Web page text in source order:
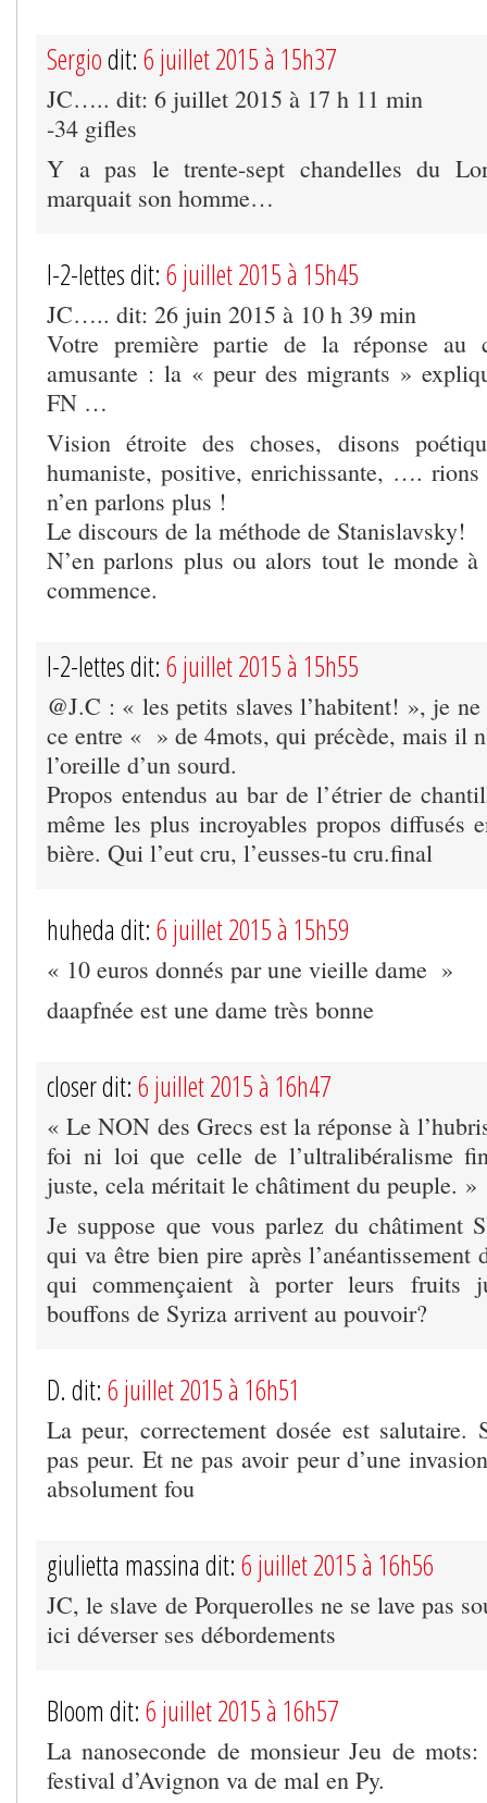
Sergiodit: 6 juillet 2015 à 15h37
JC….. dit: 6 juillet 2015 à 17 h 11 min
-34 gifles
Y a pas le trente-sept chandelles du
marquait son homme…
I-2-lettes dit: 6 juillet 2015 à 15h45
JC….. dit: 26 juin 2015 à 10 h 39 min
Votre première partie de la réponse au
amusante : la « peur des migrants »
FN …
Vision étroite des choses, disons
humaniste, positive, enrichissante, ….
n’en parlons plus !
Le discours de la méthode de Stanislavsky!
N’en parlons plus ou alors tout le monde
commence.
I-2-lettes dit: 6 juillet 2015 à 15h55
@J.C : « les petits slaves l’habitent! », je ne
ce entre « » de 4mots, qui précède, mais il
l’oreille d’un sourd.
Propos entendus au bar de l’étrier de
même les plus incroyables propos diffusés
bière. Qui l’eut cru, l’eusses-tu cru.final
huheda dit: 6 juillet 2015 à 15h59
« 10 euros donnés par une vieille dame »
daapfnée est une dame très bonne
closer dit: 6 juillet 2015 à 16h47
« Le NON des Grecs est la réponse à
foi ni loi que celle de l’ultralibéralisme
juste, cela méritait le châtiment du peuple. »
Je suppose que vous parlez du châtiment
qui va être bien pire après l’anéantissement
qui commençaient à porter leurs fruits
bouffons de Syriza arrivent au pouvoir?
D. dit: 6 juillet 2015 à 16h51
La peur, correctement dosée est salutaire.
pas peur. Et ne pas avoir peur d’une
absolument fou
giulietta massina dit: 6 juillet 2015 à 16h56
JC, le slave de Porquerolles ne se lave pas
ici déverser ses débordements
Bloom dit: 6 juillet 2015 à 16h57
La nanoseconde de monsieur Jeu de
festival d’Avignon va de mal en Py.